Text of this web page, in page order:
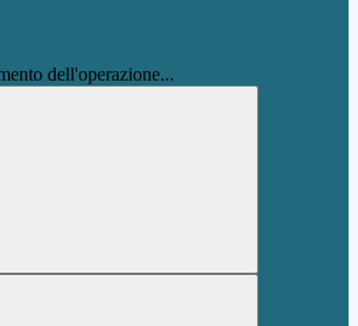
dell'operazione...